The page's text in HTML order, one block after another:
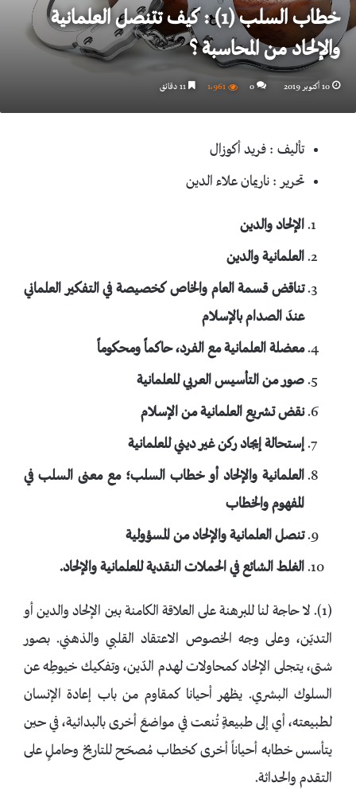
خطاب السلب (1) : كيف تتنصل العلمانية
والإلحاد من المحاسبة ؟
10 أكتوبر 2019 0 1٬961
تأليف : فريد أكوزال
تحرير : ناريمان علاء الدين
الإلحاد والدين
العلمانية والدين
تناقض قسمة العام والخاص كخصيصة في التفكير العلماني
عندَ الصدام بالإسلام
معضلة العلمانية مع الفرد، حاكماً ومحكوماً
صور من التأسيس العربي للعلمانية
نقض تشريع العلمانية من الإسلام
إستحالة إيجاد ركن غير ديني للعلمانية
العلمانية والإلحاد أو خطاب السلب؛ مع معنى السلب في
المفهوم والخطاب
تنصل العلمانية والإلحاد من المسؤولية
الغلط الشائع في الحملات النقدية للعلمانية والإلحاد.
(1). لا حاجة لنا للبرهنة على العلاقة الكامنة بين الإلحاد والدين أو
التديّن، وعلى وجه الخصوص الاعتقاد القلبي والذهني. بصور
شتى، يتجلى الإلحاد كمحاولات لهدم الدّين، وتفكيك خيوطِه عن
السلوك البشري. يظهر أحيانا كمقاوم من باب إعادة الإنسان
لطبيعته، أي إلى طبيعةٍ تُنعت في مواضعَ أخرى بالبدائية، في حين
يتأسس خطابه أحياناً أخرى كخطاب مُصحّح للتاريخ وحاملٍ على
التقدم والحداثة.